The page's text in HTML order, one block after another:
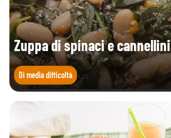
Zuppa di spinaci e cannellini
Di media difficoltà